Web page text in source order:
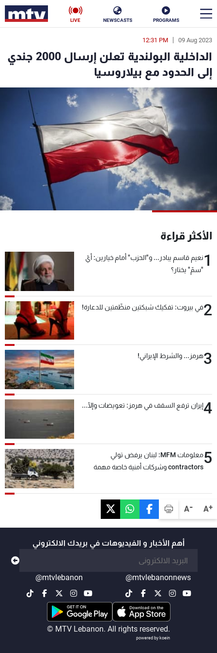
PROGRAMS
NEWSCASTS
LIVE
A+
A-
09 Aug 2023
12:31 PM
الداخلية البولندية تعلن إرسال 2000 جندي
إلى الحدود مع بيلاروسيا
الأكثر قراءة
1نعيم قاسم يبادر... و"الحزب" أمام خيارين: أيّ
"سمّ" يختار؟
2في بيروت: تفكيك شبكتين منظّمتين للدعارة!
3هرمز... والشرط الإيراني!
4إيران ترفع السقف في هرمز: تعويضات وإلّا...
5
معلومات MFM: لبنان يرفض تولي
contractors وشركات أمنية خاصة مهمة
أهم الأخبار و الفيديوهات في بريدك الالكتروني
@mtvlebanonnews
@mtvlebanon
© MTV Lebanon. All rights reserved.
powered by koein
en
الأخبار
سياسة ناس
فن
رياضة
كأس العالم
البرامج
جدول البرامج
شاهد البرامج
الترددات
شروط الإسـتخدام
سياسة الخصوصية